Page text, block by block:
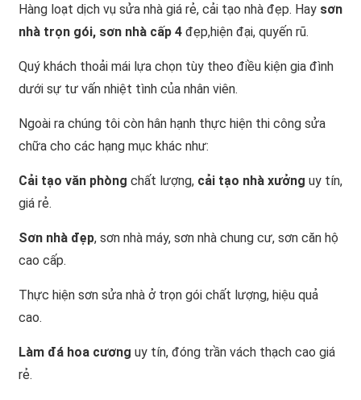
Hàng loạt dịch vụ sửa nhà giá rẻ, cải tạo nhà đẹp. Hay sơn
nhà trọn gói, sơn nhà cấp 4 đẹp,hiện đại, quyến rũ.
Quý khách thoải mái lựa chọn tùy theo điều kiện gia đình
dưới sự tư vấn nhiệt tình của nhân viên.
Ngoài ra chúng tôi còn hân hạnh thực hiện thi công sửa
chữa cho các hạng mục khác như:
Cải tạo văn phòng chất lượng, cải tạo nhà xưởng uy tín,
giá rẻ.
Sơn nhà đẹp, sơn nhà máy, sơn nhà chung cư, sơn căn hộ
cao cấp.
Thực hiện sơn sửa nhà ở trọn gói chất lượng, hiệu quả
cao.
Làm đá hoa cương uy tín, đóng trần vách thạch cao giá
rẻ.